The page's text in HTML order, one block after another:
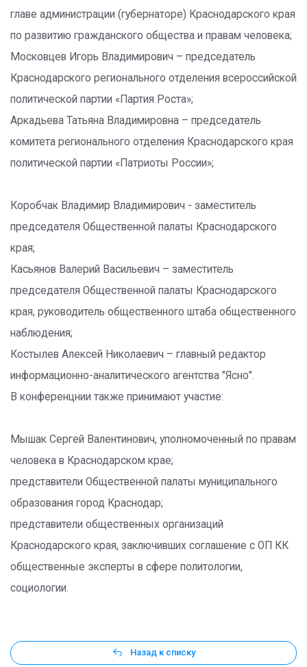
главе администрации (губернаторе) Краснодарского края
по развитию гражданского общества и правам человека;
Московцев Игорь Владимирович – председатель
Краснодарского регионального отделения всероссийской
политической партии «Партия Роста»;
Аркадьева Татьяна Владимировна – председатель
комитета регионального отделения Краснодарского края
политической партии «Патриоты России»;
Коробчак Владимир Владимирович - заместитель
председателя Общественной палаты Краснодарского
края;
Касьянов Валерий Васильевич – заместитель
председателя Общественной палаты Краснодарского
края, руководитель общественного штаба общественного
наблюдения;
Костылев Алексей Николаевич – главный редактор
информационно-аналитического агентства "Ясно".
В конференцнии также принимают участие:
Мышак Сергей Валентинович, уполномоченный по правам
человека в Краснодарском крае;
представители Общественной палаты муниципального
образования город Краснодар;
представители общественных организаций
Краснодарского края, заключивших соглашение с ОП КК
общественные эксперты в сфере политологии,
социологии.
Назад к списку